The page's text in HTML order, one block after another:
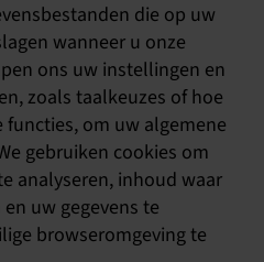
die op uw
wanneer u onze
ons uw instellingen en
zoals taalkeuzes of hoe
om uw algemene
gebruiken cookies om
analyseren, inhoud waar
uw gegevens te
browseromgeving te